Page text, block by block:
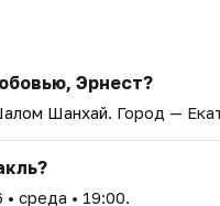
Эрнест?
Шанхай. Город —
• среда • 19:00.